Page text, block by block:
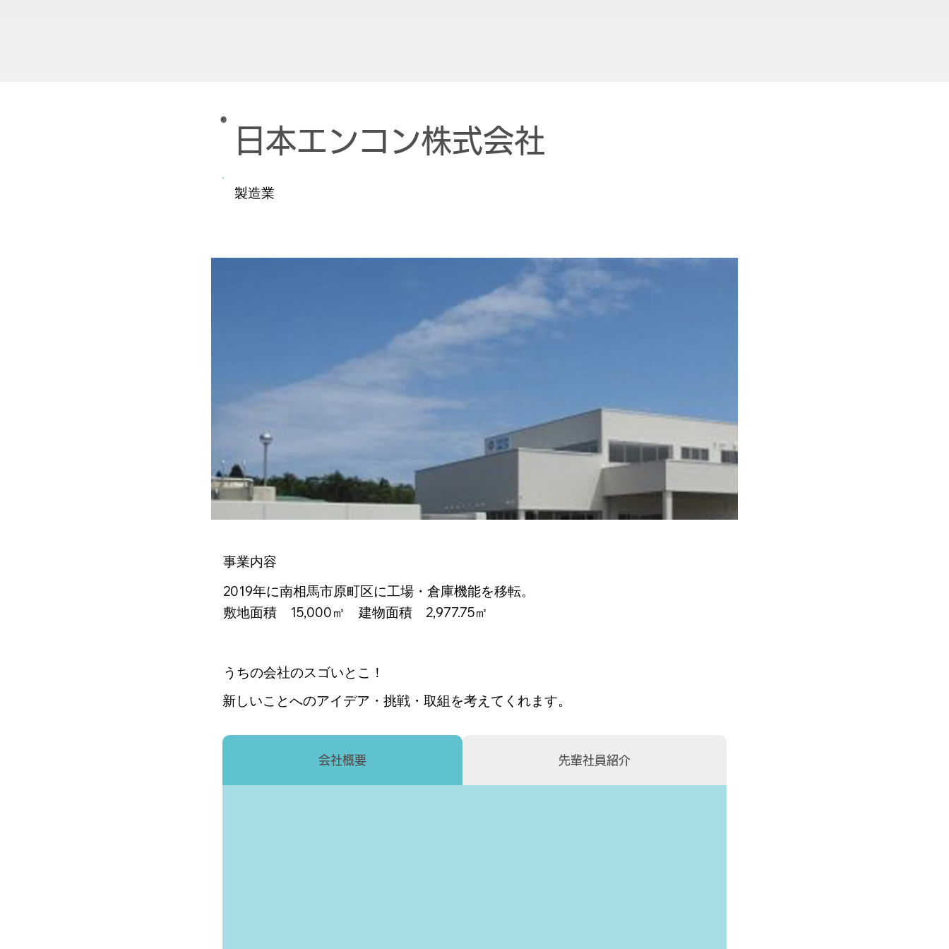
事業内容
2019年に南相馬市原町区に工場・倉庫機能を移転。
敷地面積 15,000㎡ 建物面積 2,977.75㎡
うちの会社のスゴいとこ！
新しいことへのアイデア・挑戦・取組を考えてくれます。
会社概要 先輩社員紹介
日本エンコン株式会社
製造業